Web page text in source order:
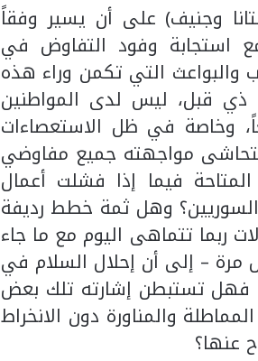
وجنيف) على أن يسير وفقاً
استجابة وفود التفاوض في
والبواعث التي تكمن وراء هذه
ذي قبل، ليس لدى المواطنين
وخاصة في ظل الاستعصاءات
يتحاشى مواجهته جميع مفاوضي
فيما إذا فشلت أعمال
السوريين؟ وهل ثمة خطط رديفة
ربما تتماهى اليوم مع ما جاء
مرة – إلى أن إحلال السلام في
فهل تستبطن إشارته تلك بعض
والمناورة دون الانخراط
عنها؟